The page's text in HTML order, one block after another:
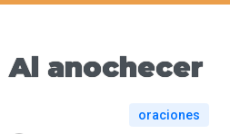
Al anochecer
oraciones